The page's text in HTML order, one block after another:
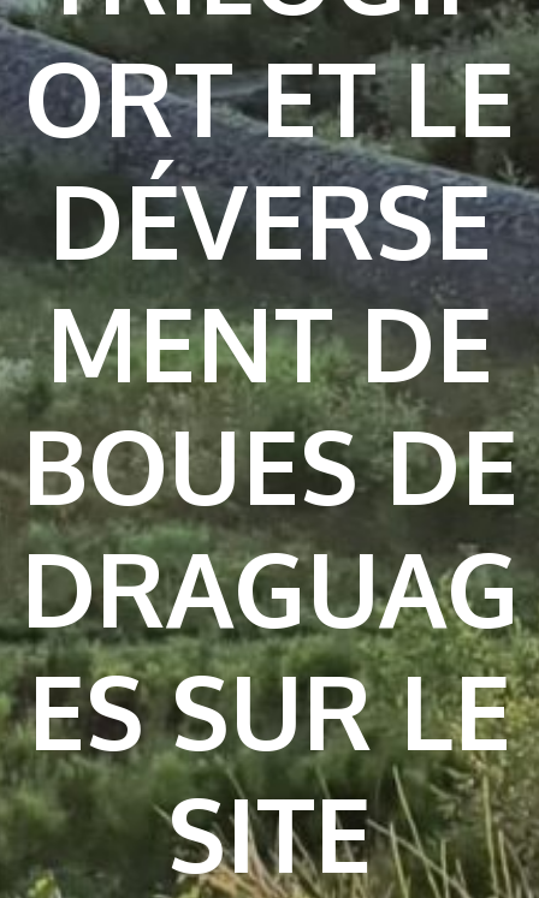
ORT ET LE
DÉVERSE
MENT DE
BOUES DE
DRAGUAG
ES SUR LE
SITE